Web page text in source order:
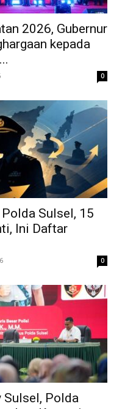
2026, Gubernur
kepada
0
Sulsel, 15
Ini Daftar
0
Sulsel, Polda